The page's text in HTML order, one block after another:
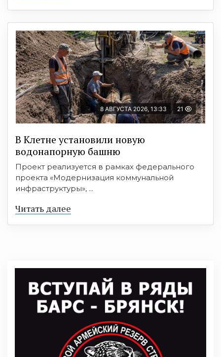
8 АВГУСТА 2026, 13:33 21
В Клетне установили новую
водонапорную башню
Проект реализуется в рамках федерального
проекта «Модернизация коммунальной
инфраструктуры», ...
Читать далее